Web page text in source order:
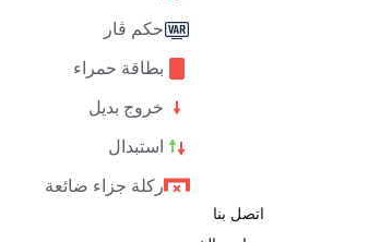
حكم ڤار
بطاقة حمراء
خروج بديل
استبدال
ركلة جزاء ضائعة
اتصل بنا